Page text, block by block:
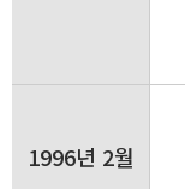
1996년 2월